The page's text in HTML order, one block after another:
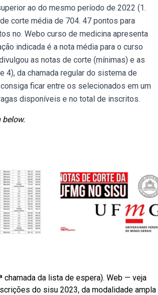
ao do mesmo período de 2022 (1.
corte média de 704. 47 pontos para
no. Webo curso de medicina apresenta
indicada é a nota média para o curso
as notas de corte (mínimas) e as
4), da chamada regular do sistema de
ficar entre os selecionados em um
disponíveis e no total de inscritos.
chamada da lista de espera). Web — veja
do sisu 2023, da modalidade ampla